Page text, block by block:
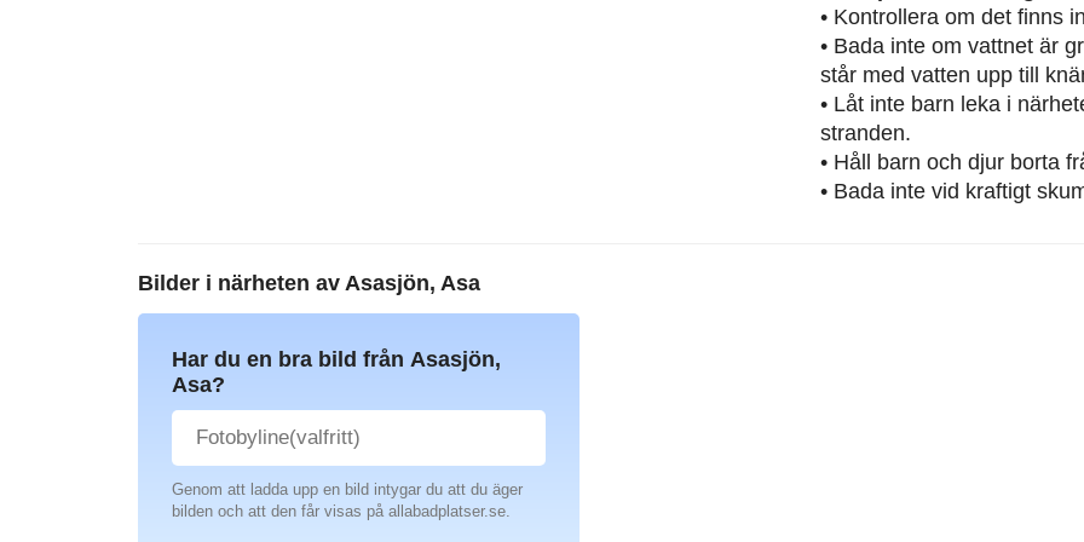
• Kontrollera om det finns
• Bada inte om vattnet är
står med vatten upp till
• Låt inte barn leka i
stranden.
• Håll barn och djur borta
• Bada inte vid kraftigt
Bilder i närheten av Asasjön, Asa
Har du en bra bild från Asasjön,
Asa?
Genom att ladda upp en bild intygar du att du äger
bilden och att den får visas på allabadplatser.se.